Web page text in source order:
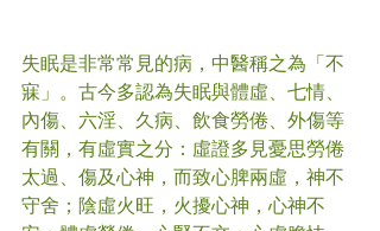
失眠是非常常見的病，中醫稱之為「不
寐」。古今多認為失眠與體虛、七情、
內傷、六淫、久病、飲食勞倦、外傷等
有關，有虛實之分：虛證多見憂思勞倦
太過、傷及心神，而致心脾兩虛，神不
守舍；陰虛火旺，火擾心神，心神不